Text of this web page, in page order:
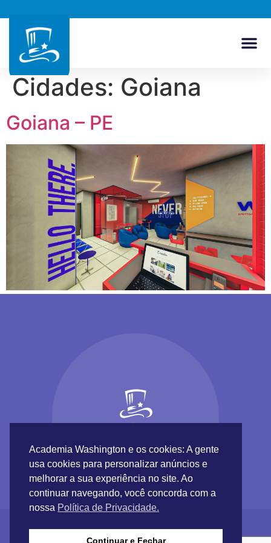
Cidades: Goiana
Goiana – PE
Academia Washington e os cookies: A gente
usa cookies para personalizar anúncios e
melhorar a sua experiência no site. Ao
continuar navegando, você concorda com a
nossa Política de Privacidade.
Continuar e Fechar